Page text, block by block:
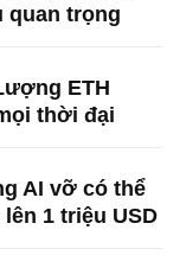
quan trọng
ETH
thời đại
AI vỡ có thể
1 triệu USD